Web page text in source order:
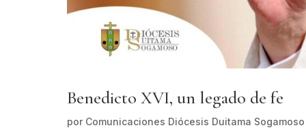
Benedicto XVI, un legado de fe
por Comunicaciones Diócesis Duitama Sogamoso